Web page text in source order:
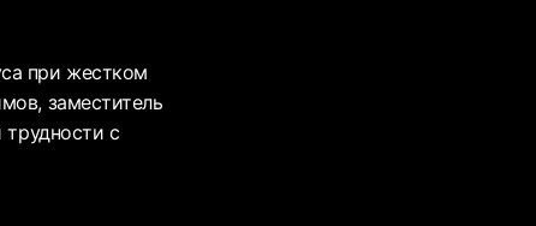
при жестком
заместитель
трудности с